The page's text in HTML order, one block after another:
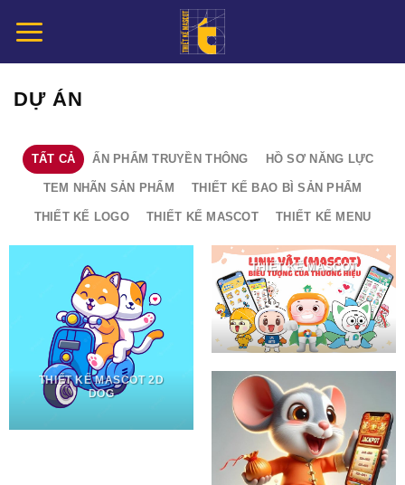
đến
DỰ ÁN
TẤT CẢ ẤN PHẨM TRUYỀN THÔNG HỒ SƠ NĂNG LỰC
TEM NHÃN SẢN PHẨM THIẾT KẾ BAO BÌ SẢN PHẨM
THIẾT KẾ LOGO THIẾT KẾ MASCOT THIẾT KẾ MENU
THIẾT KẾ MASCOT 2D
DOG
THIẾT KẾ MASCOT